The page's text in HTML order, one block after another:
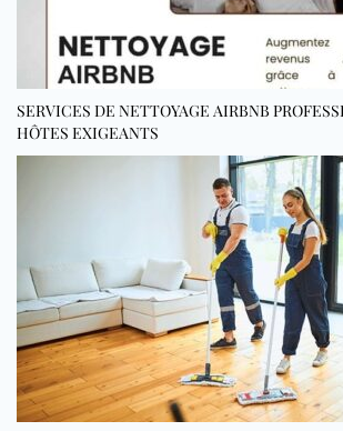
SERVICES DE NETTOYAGE AIRBNB
HÔTES EXIGEANTS